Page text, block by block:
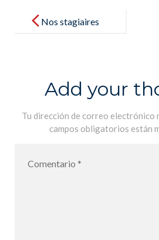
navigationNos stagiaires
pasantes
honrados en el
LFiP
Add your
Tu dirección de correo electrónico
campos obligatorios están